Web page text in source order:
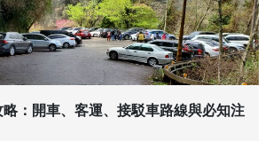
：開車、客運、接駁車路線與必知注